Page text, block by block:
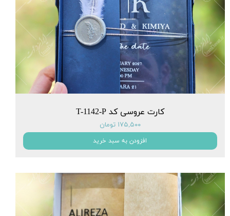
کارت عروسی کد T-1142-P
۱۷۵,۵۰۰ تومان
افزودن به سبد خرید